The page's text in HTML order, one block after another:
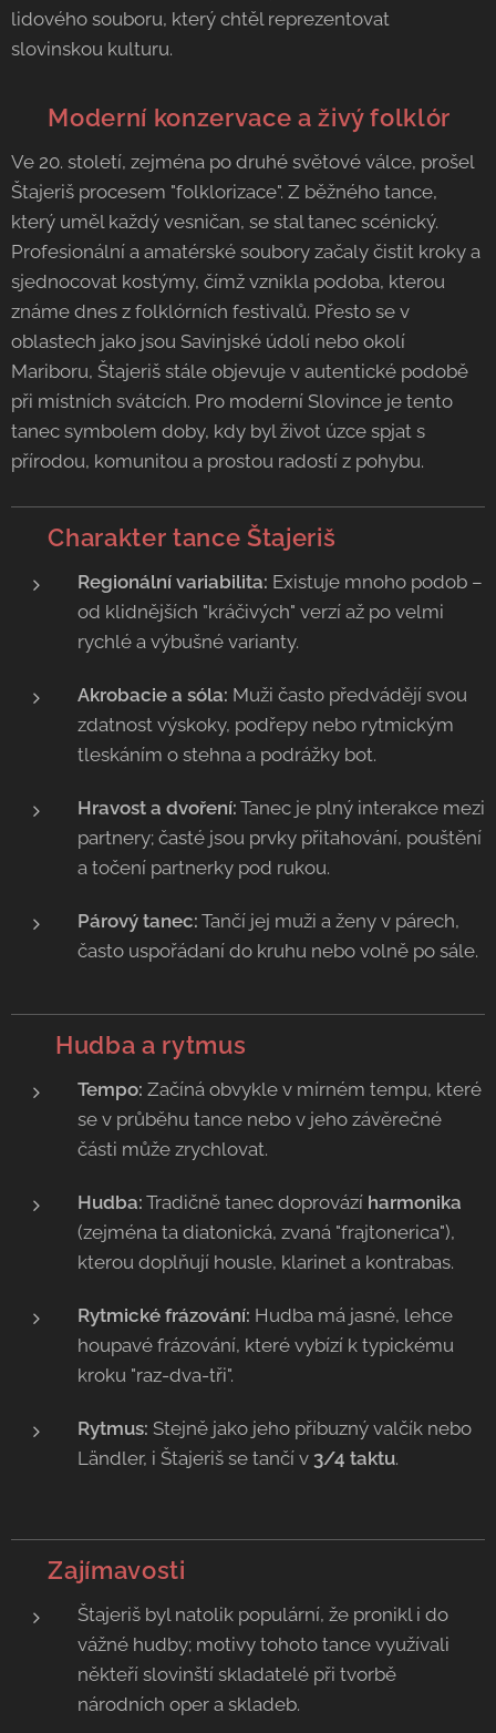
lidového souboru, který chtěl reprezentovat
slovinskou kulturu.
Moderní konzervace a živý folklór
Ve 20. století, zejména po druhé světové válce, prošel
Štajeriš procesem "folklorizace". Z běžného tance,
který uměl každý vesničan, se stal tanec scénický.
Profesionální a amatérské soubory začaly čistit kroky a
sjednocovat kostýmy, čímž vznikla podoba, kterou
známe dnes z folklórních festivalů. Přesto se v
oblastech jako jsou Savinjské údolí nebo okolí
Mariboru, Štajeriš stále objevuje v autentické podobě
při místních svátcích. Pro moderní Slovince je tento
tanec symbolem doby, kdy byl život úzce spjat s
přírodou, komunitou a prostou radostí z pohybu.
💃 Charakter tance Štajeriš
Regionální variabilita: Existuje mnoho podob –
od klidnějších "kráčivých" verzí až po velmi
rychlé a výbušné varianty.
Akrobacie a sóla: Muži často předvádějí svou
zdatnost výskoky, podřepy nebo rytmickým
tleskáním o stehna a podrážky bot.
Hravost a dvoření: Tanec je plný interakce mezi
partnery; časté jsou prvky přitahování, pouštění
a točení partnerky pod rukou.
Párový tanec: Tančí jej muži a ženy v párech,
často uspořádaní do kruhu nebo volně po sále.
Hudba a rytmus
Tempo: Začíná obvykle v mírném tempu, které
se v průběhu tance nebo v jeho závěrečné
části může zrychlovat.
Hudba: Tradičně tanec doprovází harmonika
(zejména ta diatonická, zvaná "frajtonerica"),
kterou doplňují housle, klarinet a kontrabas.
Rytmické frázování: Hudba má jasné, lehce
houpavé frázování, které vybízí k typickému
kroku "raz-dva-tři".
Rytmus: Stejně jako jeho příbuzný valčík nebo
Ländler, i Štajeriš se tančí v 3/4 taktu.
💡 Zajímavosti
Štajeriš byl natolik populární, že pronikl i do
vážné hudby; motivy tohoto tance využívali
někteří slovinští skladatelé při tvorbě
národních oper a skladeb.